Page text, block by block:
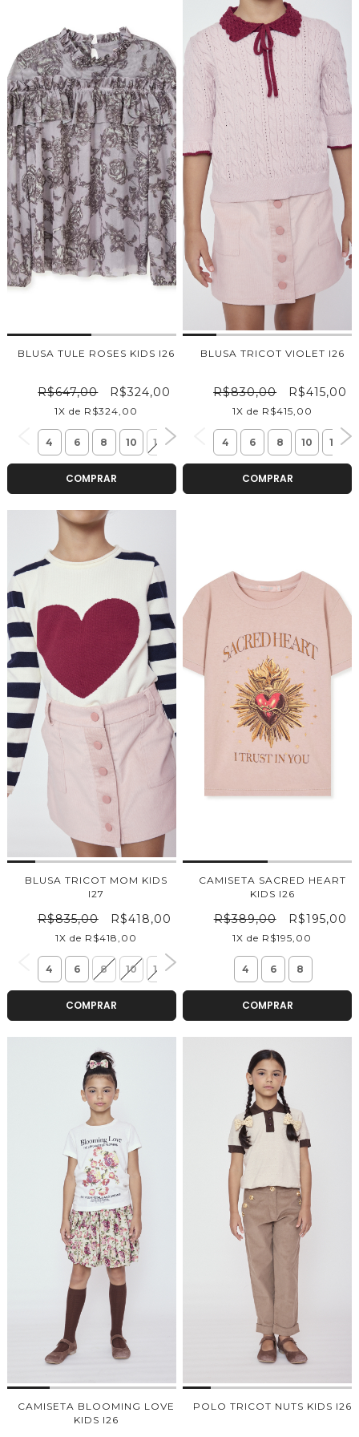
BLUSA TULE ROSES KIDS I26
R$647,00 R$324,00
1X de R$324,00
4 6 8 10 12
COMPRAR
BLUSA TRICOT VIOLET I26
R$830,00 R$415,00
1X de R$415,00
4 6 8 10 12
COMPRAR
BLUSA TRICOT MOM KIDS
I27
R$835,00 R$418,00
1X de R$418,00
4 6 8 10 12
COMPRAR
CAMISETA SACRED HEART
KIDS I26
R$389,00 R$195,00
1X de R$195,00
4 6 8
COMPRAR
CAMISETA BLOOMING LOVE
KIDS I26
POLO TRICOT NUTS KIDS I26